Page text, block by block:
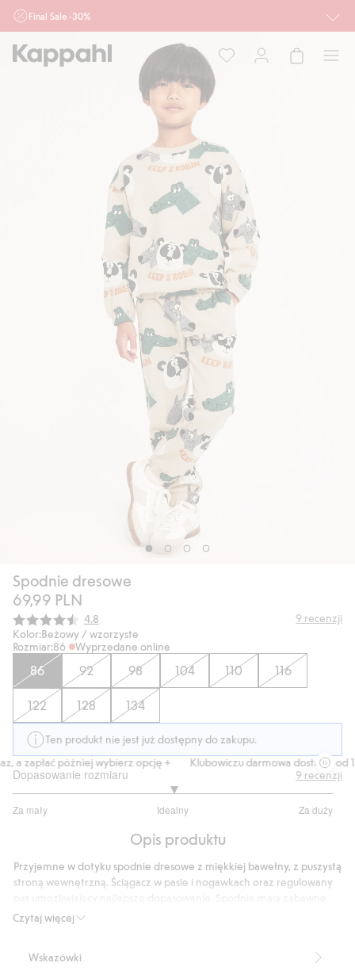
Final Sale -30%
działu outlet do 10.8 w sklepach Kappahl i Newbie oraz na kappahl.com. Ofert
nie łączymy
Mężczyzna Dziecko
Spodnie dresowe
69,99 PLN
Średnia ocena:
4.8 9 recenzji
Kolor:Beżowy / wzorzyste
Rozmiar:86 Wyprzedane online
86 92 98 104 110 116
122 128 134
Ten produkt nie jest już dostępny do zakupu.
a zapłać później wybierz opcję +
Klubowiczu darmowa dostawa od
Dopasowanie rozmiaru
Za mały Idealny Za duży
na
8
głosów
9 recenzji
Opis produktu
Czytaj więcej
Przyjemne w dotyku spodnie dresowe z miękkiej bawełny, z puszystą
stroną wewnętrzną. Ściągacz w pasie i nogawkach oraz regulowany
motywy zwierząt i kieszenie boczne.
Wskazówki